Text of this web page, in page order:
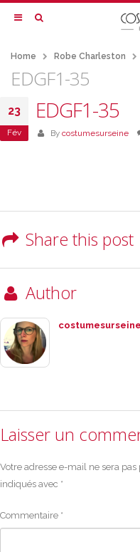
Home Robe Charleston
EDGF1-35
23
Fév
EDGF1-35
By costumesurseine
Share this post
Author
costumesurseine
Laisser un
Votre adresse e-mail ne sera pas
indiqués avec *
Commentaire *